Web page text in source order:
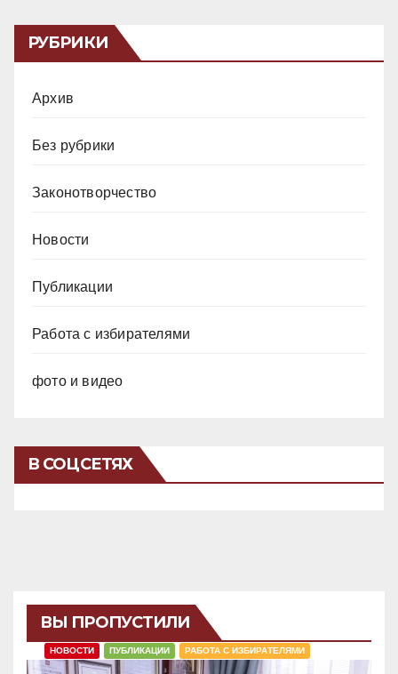
РУБРИКИ
Архив
Без рубрики
Законотворчество
Новости
Публикации
Работа с избирателями
фото и видео
В СОЦСЕТЯХ
ВЫ ПРОПУСТИЛИ
НОВОСТИ ПУБЛИКАЦИИ РАБОТА С ИЗБИРАТЕЛЯМИ